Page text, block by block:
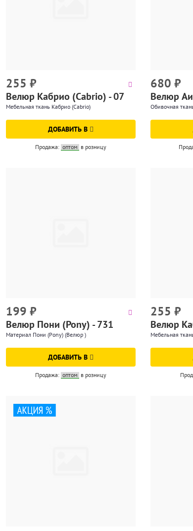
255 ₽
Велюр Кабрио (Cabrio) - 07
Мебельная ткань Кабрио (Cabrio)
ДОБАВИТЬ В
Продажа: оптом в розницу
680₽
Велюр
Обивочная
199 ₽
Велюр Пони (Pony) - 731
Материал Пони (Pony) (Велюр )
ДОБАВИТЬ В
Продажа: оптом в розницу
255₽
Велюр
Мебельная